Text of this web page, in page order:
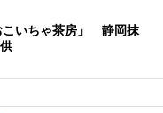
こいちゃ茶房」 静岡抹